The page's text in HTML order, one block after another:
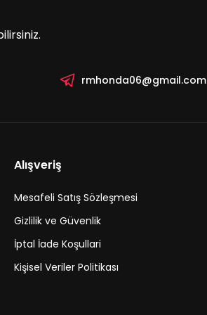
rmhonda06@gmail.com
Alışveriş
Mesafeli Satış Sözleşmesi
Gizlilik ve Güvenlik
İptal İade Koşullari
Kişisel Veriler Politikası